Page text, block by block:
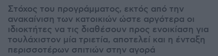
Στόχος του προγράμματος, εκτός από την
ανακαίνιση των κατοικιών ώστε αργότερα οι
ιδιοκτήτες να τις διαθέσουν προς ενοικίαση για
τουλάχιστον μία τριετία, αποτελεί και η ένταξη
περισσοτέρων σπιτιών στην αγορά